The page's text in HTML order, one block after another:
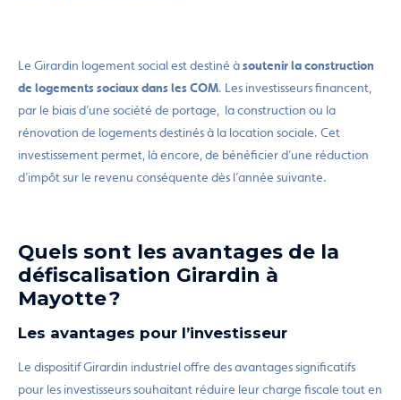
Le Girardin logement social est destiné àsoutenir la construction
de logements sociaux dans les COM. Les investisseurs financent,
par le biais d’une société de portage, la construction ou la
rénovation de logements destinés à la location sociale. Cet
investissement permet, là encore, de bénéficier d’une réduction
d’impôt sur le revenu conséquente dès l’année suivante.
Quels sont les avantages de la
défiscalisation Girardin à
Mayotte ?
Les avantages pour l’investisseur
Le dispositif Girardin industriel offre des avantages significatifs
pour les investisseurs souhaitant réduire leur charge fiscale tout en